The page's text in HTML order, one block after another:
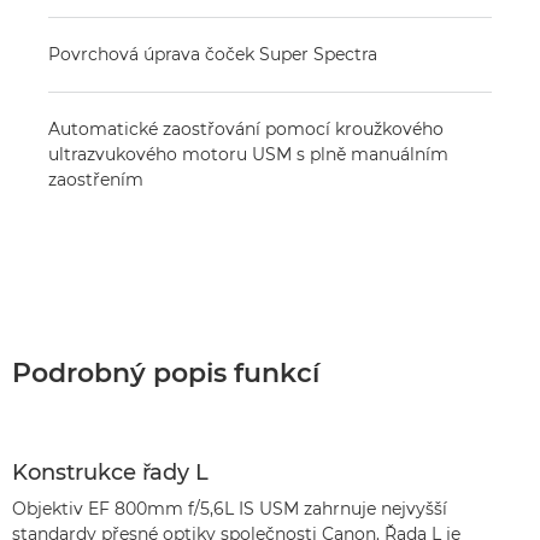
Povrchová úprava čoček Super Spectra
Automatické zaostřování pomocí kroužkového
ultrazvukového motoru USM s plně manuálním
zaostřením
Podrobný popis funkcí
Konstrukce řady L
Objektiv EF 800mm f/5,6L IS USM zahrnuje nejvyšší
standardy přesné optiky společnosti Canon. Řada L je